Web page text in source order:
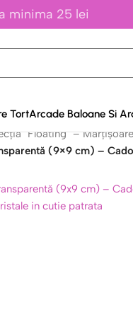
minima 25 lei
TortArcade Baloane Si
"Floating" –
(9×9 cm) –